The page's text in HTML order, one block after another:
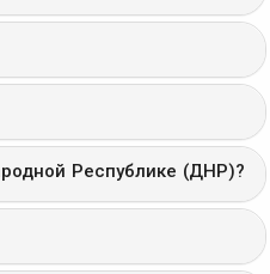
Республике (ДНР)?